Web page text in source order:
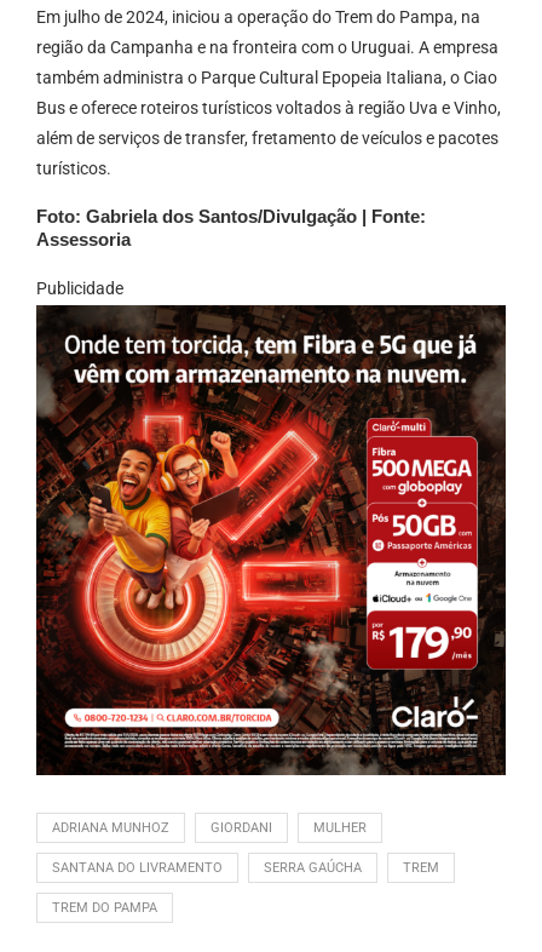
Em julho de 2024, iniciou a operação do Trem do Pampa, na
região da Campanha e na fronteira com o Uruguai. A empresa
também administra o Parque Cultural Epopeia Italiana, o Ciao
Bus e oferece roteiros turísticos voltados à região Uva e Vinho,
além de serviços de transfer, fretamento de veículos e pacotes
turísticos.
Foto: Gabriela dos Santos/Divulgação | Fonte:
Assessoria
Publicidade
ADRIANA MUNHOZ GIORDANI MULHER
SANTANA DO LIVRAMENTO SERRA GAÚCHA TREM
TREM DO PAMPA